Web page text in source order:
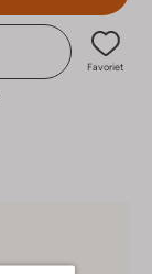
Favoriet